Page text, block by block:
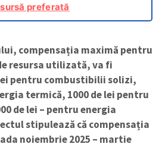
preferată
compensația maximă pentru
resursa utilizată, va fi
pentru combustibilii solizi,
termică, 1000 de lei pentru
de lei – pentru energia
stipulează că compensația
noiembrie 2025 – martie